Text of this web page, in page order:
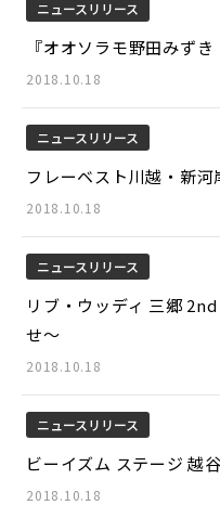
ニュースリリース
『オオソラモ野田みず
2018.10.18
ニュースリリース
フレーベスト川越・新
2018.10.18
ニュースリリース
リブ・ウッディ 三郷
せ～
2018.10.18
ニュースリリース
ビーイズム ステージ
2018.10.18